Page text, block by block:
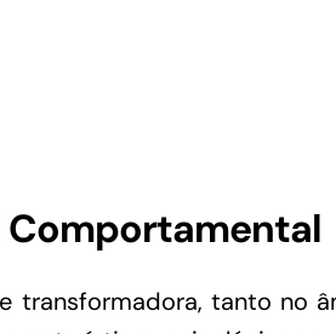
Comportamental
transformadora, tanto no